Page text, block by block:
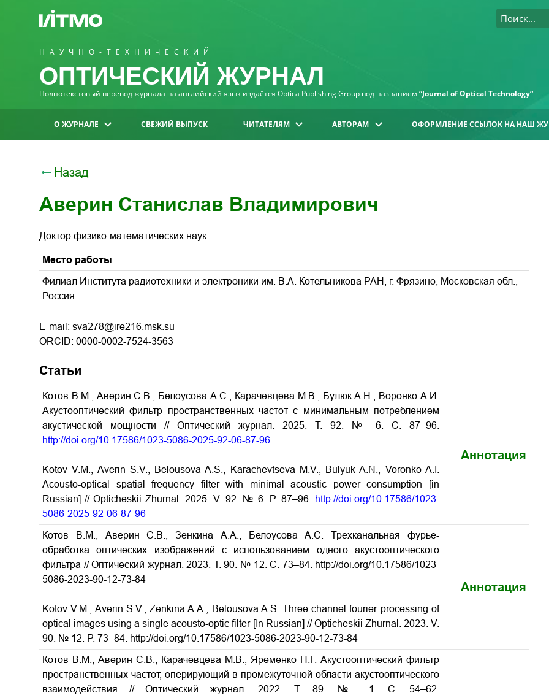
НАУЧНО-ТЕХНИЧЕСКИЙ
ОПТИЧЕСКИЙ ЖУРНАЛ
Полнотекстовый перевод журнала на английский язык издаётся Optica Publishing Group под названием “Journal of Optical Technology“
О ЖУРНАЛЕ СВЕЖИЙ ВЫПУСК ЧИТАТЕЛЯМ АВТОРАМ ОФОРМЛЕНИЕ ССЫЛОК НА НАШ
Назад
Аверин Станислав Владимирович
Доктор физико-математических наук
Место работы
Филиал Института радиотехники и электроники им. В.А. Котельникова РАН, г. Фрязино, Московская обл.,
Россия
E-mail: sva278@ire216.msk.su
ORCID: 0000-0002-7524-3563
Статьи
Котов В.М., Аверин С.В., Белоусова А.С., Карачевцева М.В., Булюк А.Н., Воронко А.И.
Акустооптический фильтр пространственных частот с минимальным потреблением
акустической мощности // Оптический журнал. 2025. Т. 92. № 6. С. 87–96.
http://doi.org/10.17586/1023-5086-2025-92-06-87-96
Kotov V.M., Averin S.V., Belousova A.S., Karachevtseva M.V., Bulyuk A.N., Voronko A.I.
Acousto-optical spatial frequency filter with minimal acoustic power consumption [in
Russian] // Opticheskii Zhurnal. 2025. V. 92. № 6. P. 87–96.
http://doi.org/10.17586/1023-
5086-2025-92-06-87-96
Аннотация
Котов В.М., Аверин С.В., Зенкина А.А., Белоусова А.С. Трёхканальная фурье-
обработка оптических изображений с использованием одного акустооптического
фильтра // Оптический журнал. 2023. Т. 90. № 12. С . 73–84. http://doi.org/10.17586/1023-
5086-2023-90-12-73-84
Kotov V.M., Averin S.V., Zenkina A.A., Belousova A.S. Three-channel fourier processing of
optical images using a single acousto-optic filter [In Russian] // Opticheskii Zhurnal. 2023. V.
90. № 12. P. 73–84. http://doi.org/10.17586/1023-5086-2023-90-12-73-84
Аннотация
Котов В.М., Аверин С.В., Карачевцева М.В., Яременко Н.Г. Акустооптический фильтр
пространственных частот, оперирующий в промежуточной области акустооптического
взаимодействия // Оптический журнал. 2022. Т. 89. № 1. С. 54–62.